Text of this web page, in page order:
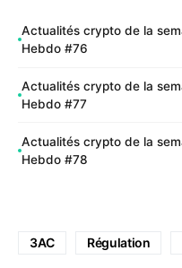
Actualités crypto de la
Hebdo #76
Actualités crypto de la
Hebdo #77
Actualités crypto de la
Hebdo #78
3AC Régulation